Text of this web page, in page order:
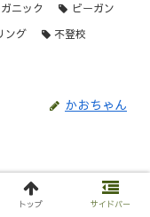
ニック
ビーガン
ング
不登校
かおちゃん
トップ サイドバー